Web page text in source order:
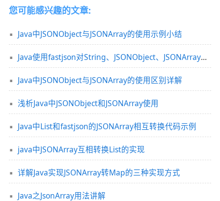
您可能感兴趣的文章:
Java中JSONObject与JSONArray的使用示例小结
Java使用fastjson对String、JSONObject、JSONArray相互转换
Java中JSONObject与JSONArray的使用区别详解
浅析Java中JSONObject和JSONArray使用
Java中List和fastjson的JSONArray相互转换代码示例
java中JSONArray互相转换List的实现
详解Java实现JSONArray转Map的三种实现方式
Java之JsonArray用法讲解